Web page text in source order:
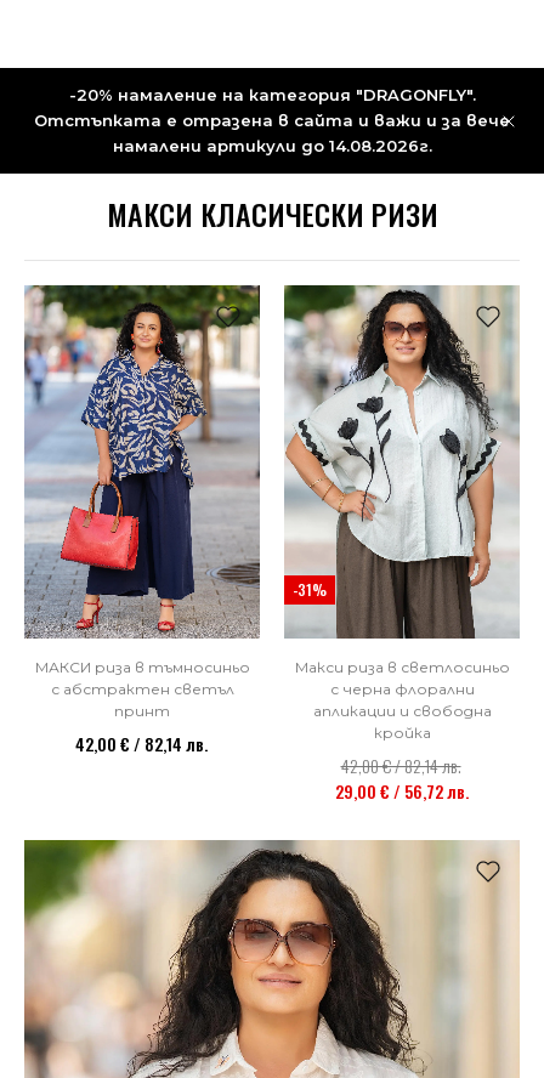
-20% намаление на категория "DRAGONFLY".
Отстъпката е отразена в сайта и важи и за вече
намалени артикули до 14.08.2026г.
МАКСИ КЛАСИЧЕСКИ РИЗИ
МАКСИ риза в тъмносиньо
с абстрактен светъл
принт
42,00 € / 82,14 лв.
-31%
Макси риза в светлосиньо
с черна флорални
апликации и свободна
кройка
42,00 € / 82,14 лв.
29,00 € / 56,72 лв.